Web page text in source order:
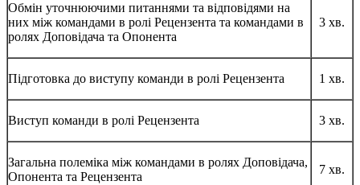
Обмін уточнюючими питаннями та відповідями на
них між командами в ролі Рецензента та командами в
ролях Доповідача та Опонента
3 хв.
Підготовка до виступу команди в ролі Рецензента 1 хв.
Виступ команди в ролі Рецензента 3 хв.
Загальна полеміка між командами в ролях Доповідача,
Опонента та Рецензента
7 хв.